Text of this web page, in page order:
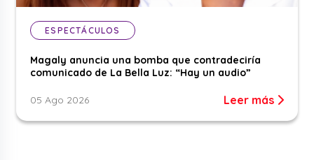
ESPECTÁCULOS
Magaly anuncia una bomba que contradeciría
comunicado de La Bella Luz: “Hay un audio”
05 Ago 2026 Leer más